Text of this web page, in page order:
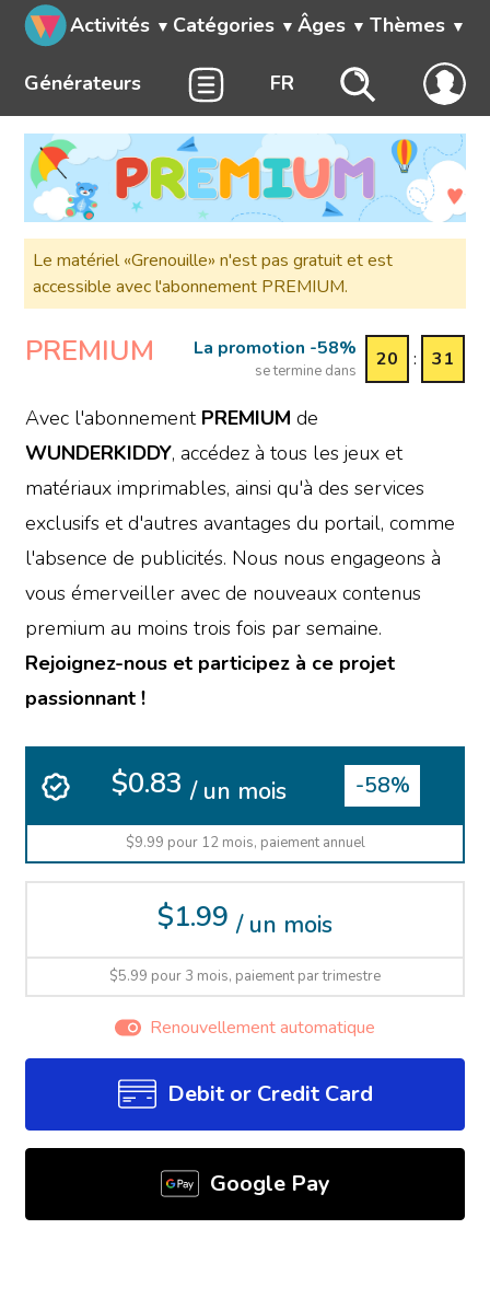
Activités Catégories Âges Thèmes
Générateurs FR
Le matériel «Grenouille» n'est pas gratuit et est
accessible avec l'abonnement PREMIUM.
PREMIUM La promotion -58%
se termine dans
20 : 31
Avec l'abonnement PREMIUM de
WUNDERKIDDY, accédez à tous les jeux et
matériaux imprimables, ainsi qu'à des services
exclusifs et d'autres avantages du portail, comme
l'absence de publicités. Nous nous engageons à
vous émerveiller avec de nouveaux contenus
premium au moins trois fois par semaine.
Rejoignez-nous et participez à ce projet
passionnant !
$0.83 / un mois -58%
$9.99 pour 12 mois, paiement annuel
$1.99 / un mois
$5.99 pour 3 mois, paiement par trimestre
Renouvellement automatique
Debit or Credit Card
Google Pay